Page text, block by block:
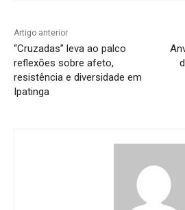
Artigo anterior
“Cruzadas” leva ao palco
reflexões sobre afeto,
resistência e diversidade em
Ipatinga